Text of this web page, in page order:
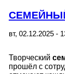
вт, 02.12.2025 -
Творческий
прошёл с